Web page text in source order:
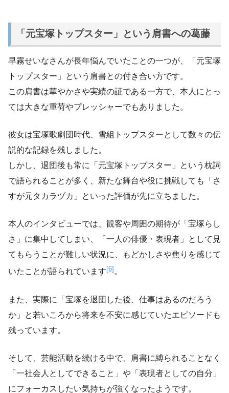
「元宝塚トップスター」という肩書への葛藤
早霧せいなさんが長年悩んでいたことの一つが、「元宝塚
トップスター」という肩書との付き合い方です。
この肩書は華やかさや実績の証である一方で、本人にとっ
ては大きな重荷やプレッシャーでもありました。
彼女は宝塚歌劇団時代、雪組トップスターとして数々の伝
説的な記録を残しました。
しかし、退団後も常に「元宝塚トップスター」という枕詞
で語られることが多く、新たな舞台や役に挑戦しても「さ
すが元タカラヅカ」といった評価が先に立ちました。
本人のインタビューでは、観客や周囲の期待が「宝塚らし
さ」に集中してしまい、「一人の俳優・表現者」として見
てもらうことが難しい状況に、もどかしさや焦りを感じて
いたことが語られています [6] 。
また、実際に「宝塚を退団した後、仕事はあるのだろう
か」と若いころから将来を不安に感じていたエピソードも
残っています。
そして、芸能活動を続ける中で、肩書に縛られることなく
「一社会人としてできること」や「表現者としての自分」
にフォーカスしたい気持ちが強くなったようです。